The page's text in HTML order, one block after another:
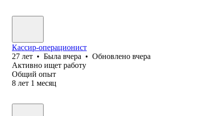
Кассир-операционист
27 лет • Была вчера • Обновлено вчера
Активно ищет работу
Общий опыт
8 лет 1 месяц